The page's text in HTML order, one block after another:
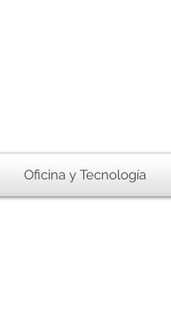
Oficina y Tecnología